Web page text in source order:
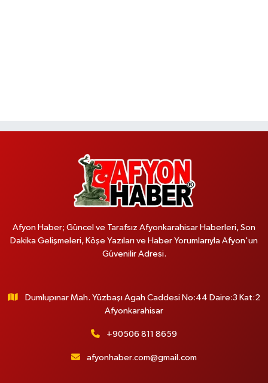
Afyon Haber; Güncel ve Tarafsız Afyonkarahisar Haberleri, Son
Dakika Gelişmeleri, Köşe Yazıları ve Haber Yorumlarıyla Afyon'un
Güvenilir Adresi.
Dumlupınar Mah. Yüzbaşı Agah Caddesi No:44 Daire:3 Kat:2
Afyonkarahisar
+90506 811 8659
afyonhaber.com@gmail.com